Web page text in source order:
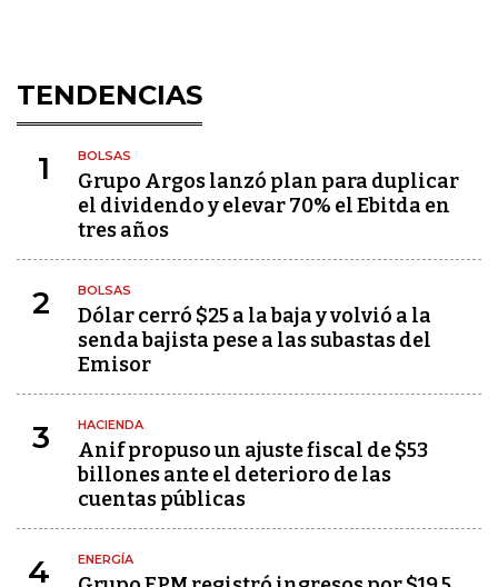
TENDENCIAS
1 BOLSAS
Grupo Argos lanzó plan para duplicar
el dividendo y elevar 70% el Ebitda en
tres años
2 BOLSAS
Dólar cerró $25 a la baja y volvió a la
senda bajista pese a las subastas del
Emisor
3 HACIENDA
Anif propuso un ajuste fiscal de $53
billones ante el deterioro de las
cuentas públicas
4 ENERGÍA